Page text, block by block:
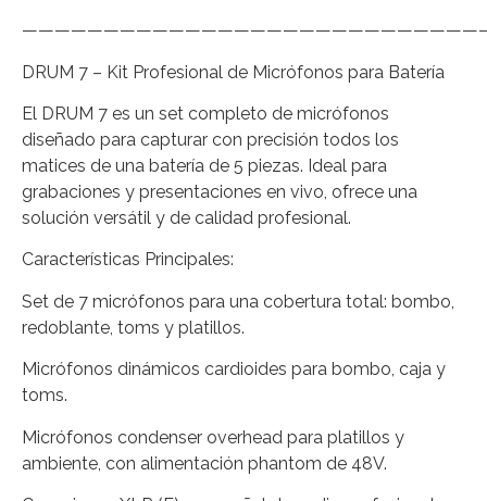
DRUM 7 – Kit Profesional de Micrófonos para Batería
El DRUM 7 es un set completo de micrófonos
diseñado para capturar con precisión todos los
matices de una batería de 5 piezas. Ideal para
grabaciones y presentaciones en vivo, ofrece una
solución versátil y de calidad profesional.
Características Principales:
Set de 7 micrófonos para una cobertura total: bombo,
redoblante, toms y platillos.
Micrófonos dinámicos cardioides para bombo, caja y
toms.
Micrófonos condenser overhead para platillos y
ambiente, con alimentación phantom de 48V.